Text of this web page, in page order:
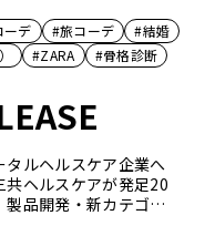
ーデ #旅コーデ
#結婚
#ZARA #骨格診断
タルヘルスケア企業へ
共ヘルスケアが発足20
製品開発・新カテゴリ
統合時のエピソード